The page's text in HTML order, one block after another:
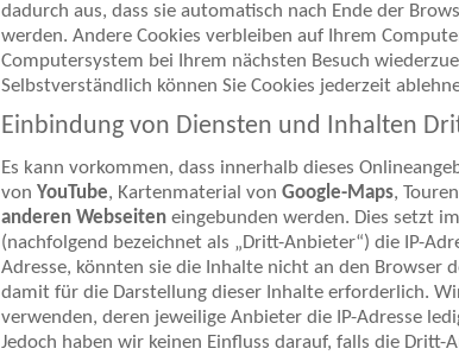
dadurch aus, dass sie automatisch nach Ende der
werden. Andere Cookies verbleiben auf Ihrem
Computersystem bei Ihrem nächsten Besuch
Selbstverständlich können Sie Cookies jederzeit
Einbindung von Diensten und Inhalten
Es kann vorkommen, dass innerhalb dieses
von YouTube, Kartenmaterial von Google-Maps,
anderen Webseiteneingebunden werden. Dies setzt
(nachfolgend bezeichnet als „Dritt-Anbieter“) die IP-
Adresse, könnten sie die Inhalte nicht an den Browser
damit für die Darstellung dieser Inhalte erforderlich.
verwenden, deren jeweilige Anbieter die IP-Adresse
Jedoch haben wir keinen Einfluss darauf, falls die Dritt-